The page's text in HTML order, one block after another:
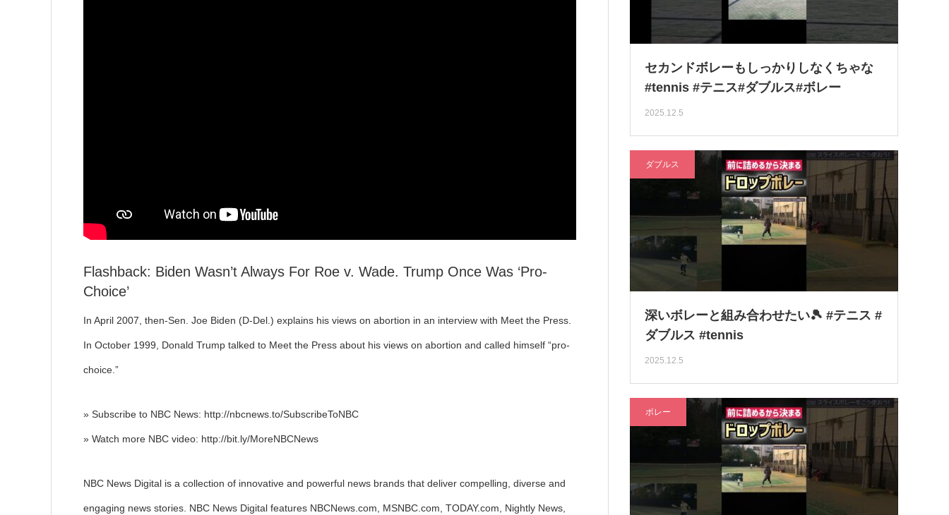
Flashback: Biden Wasn’t Always For Roe v. Wade. Trump Once Was ‘Pro-
Choice’
In April 2007, then-Sen. Joe Biden (D-Del.) explains his views on abortion in an interview with Meet the Press.
In October 1999, Donald Trump talked to Meet the Press about his views on abortion and called himself “pro-
choice.”
» Subscribe to NBC News: http://nbcnews.to/SubscribeToNBC
» Watch more NBC video: http://bit.ly/MoreNBCNews
NBC News Digital is a collection of innovative and powerful news brands that deliver compelling, diverse and
engaging news stories. NBC News Digital features NBCNews.com, MSNBC.com, TODAY.com, Nightly News,
セカンドボレーもしっかりしなくちゃな
#tennis #テニス#ダブルス#ボレー
2025.12.5
ダブルス
深いボレーと組み合わせたい🎾 #テニス #
ダブルス #tennis
2025.12.5
ボレー